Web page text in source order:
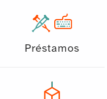
Préstamos